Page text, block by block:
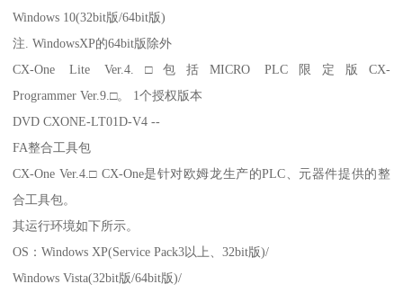
Windows 10(32bit版/64bit版)
注. WindowsXP的64bit版除外
CX-One Lite Ver.4.□包括MICRO PLC限定版CX-
Programmer Ver.9.□。 1个授权版本
DVD CXONE-LT01D-V4 --
FA整合工具包
CX-One Ver.4.□ CX-One是针对欧姆龙生产的PLC、元器件提供的整
合工具包。
其运行环境如下所示。
OS：Windows XP(Service Pack3以上、32bit版)/
Windows Vista(32bit版/64bit版)/